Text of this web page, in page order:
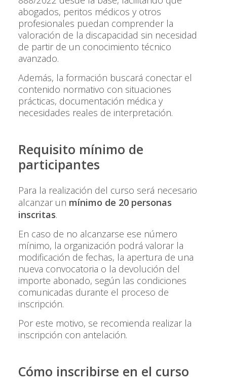
abogados, peritos médicos y otros
profesionales puedan comprender la
valoración de la discapacidad sin necesidad
de partir de un conocimiento técnico
avanzado.
Además, la formación buscará conectar el
contenido normativo con situaciones
prácticas, documentación médica y
necesidades reales de interpretación.
Requisito mínimo de
participantes
Para la realización del curso será necesario
alcanzar un mínimo de 20 personas
inscritas.
En caso de no alcanzarse ese número
mínimo, la organización podrá valorar la
modificación de fechas, la apertura de una
nueva convocatoria o la devolución del
importe abonado, según las condiciones
comunicadas durante el proceso de
inscripción.
Por este motivo, se recomienda realizar la
inscripción con antelación.
Cómo inscribirse en el curso